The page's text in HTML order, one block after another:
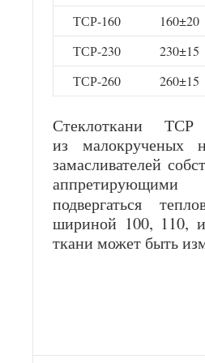
ТСР-160
160±20
ТСР-230
230±15
ТСР-260
260±15
Стеклоткани ТСР
из малокрученых
замасливателей
аппретирующими
подвергаться
шириной 100, 110,
ткани может быть